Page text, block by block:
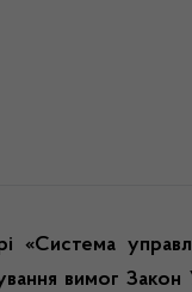
«Система
вимог Закон